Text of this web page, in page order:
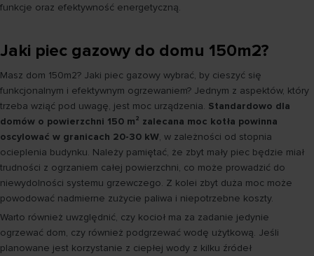
funkcje oraz efektywność energetyczną.
Jaki piec gazowy do domu 150m2?
Masz dom 150m2? Jaki piec gazowy wybrać, by cieszyć się
funkcjonalnym i efektywnym ogrzewaniem? Jednym z aspektów, który
trzeba wziąć pod uwagę, jest moc urządzenia. Standardowo dla
domów o powierzchni 150 m² zalecana moc kotła powinna
oscylować w granicach 20-30 kW, w zależności od stopnia
ocieplenia budynku. Należy pamiętać, że zbyt mały piec będzie miał
trudności z ogrzaniem całej powierzchni, co może prowadzić do
niewydolności systemu grzewczego. Z kolei zbyt duża moc może
powodować nadmierne zużycie paliwa i niepotrzebne koszty.
Warto również uwzględnić, czy kocioł ma za zadanie jedynie
ogrzewać dom, czy również podgrzewać wodę użytkową. Jeśli
planowane jest korzystanie z ciepłej wody z kilku źródeł